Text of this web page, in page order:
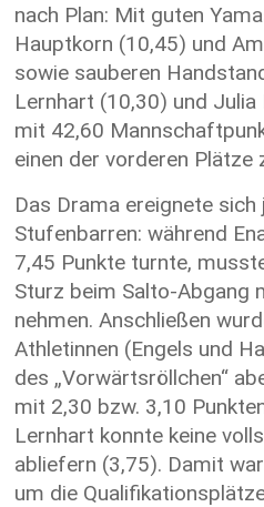
nach Plan: Mit guten
Hauptkorn (10,45) und
sowie sauberen
Lernhart (10,30) und Julia
mit 42,60
einen der vorderen
Das Drama ereignete
Stufenbarren: während
7,45 Punkte turnte,
Sturz beim Salto-Abgang
nehmen. Anschließen
Athletinnen (Engels und
des „Vorwärtsröllchen“
mit 2,30 bzw. 3,10
Lernhart konnte keine
abliefern (3,75). Damit
um die